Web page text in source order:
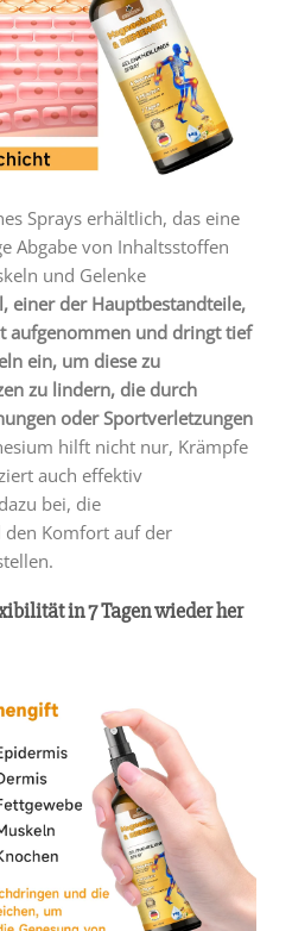
Sprays erhältlich, das eine
Abgabe von Inhaltsstoffen
und Gelenke
einer der Hauptbestandteile,
aufgenommen und dringt tief
ein, um diese zu
zu lindern, die durch
oder Sportverletzungen
hilft nicht nur, Krämpfe
auch effektiv
bei, die
den Komfort auf der
in 7 Tagen wieder her